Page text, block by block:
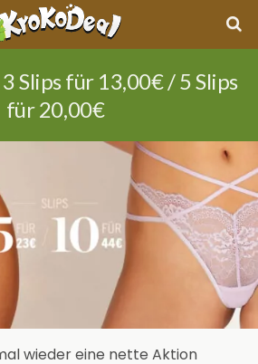
Slips für 13,00€ / 5 Slips
für 20,00€
wieder eine nette Aktion